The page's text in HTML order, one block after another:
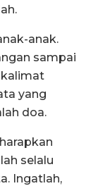
anak.
sampai
yang
doa.
selalu
Ingatlah,